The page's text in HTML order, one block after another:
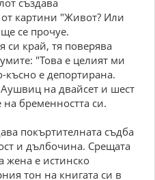
създава
картини "Живот? Или
се прочуе.
си край, тя поверява
"Това е целият ми
късно е депортирана.
на двайсет и шест
бременността си.
покъртителната съдба
и дълбочина. Срещата
жена е истинско
тон на книгата си в